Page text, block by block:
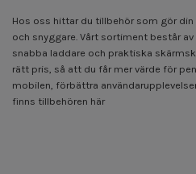
Hos oss hittar du tillbehör som gör din
och snyggare. Vårt sortiment består
snabba laddare och praktiska
rätt pris, så att du får mer värde för
mobilen, förbättra
finns tillbehören här